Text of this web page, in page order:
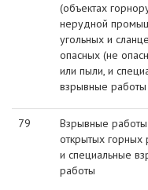
(объектах
нерудной
угольных и
опасных (не
или пыли, и
взрывные работы
79
Взрывные
открытых горных
и специальные
работы